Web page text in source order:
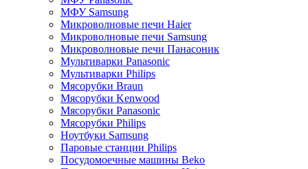
МФУ Samsung
Микроволновые печи Haier
Микроволновые печи Samsung
Микроволновые печи Панасоник
Мультиварки Panasonic
Мультиварки Philips
Мясорубки Braun
Мясорубки Kenwood
Мясорубки Panasonic
Мясорубки Philips
Ноутбуки Samsung
Паровые станции Philips
Посудомоечные машины Beko